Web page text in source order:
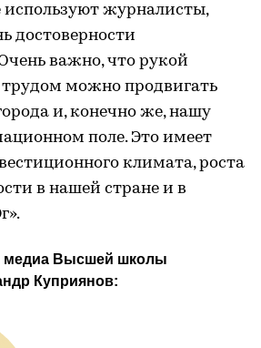
используют журналисты,
достоверности
важно, что рукой
трудом можно продвигать
и, конечно же, нашу
поле. Это имеет
климата, роста
в нашей стране и в
медиа Высшей школы